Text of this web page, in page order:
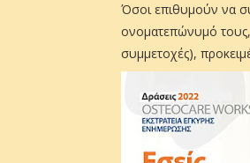
Όσοι επιθυμούν να
ονοματεπώνυμό τους,
συμμετοχές),